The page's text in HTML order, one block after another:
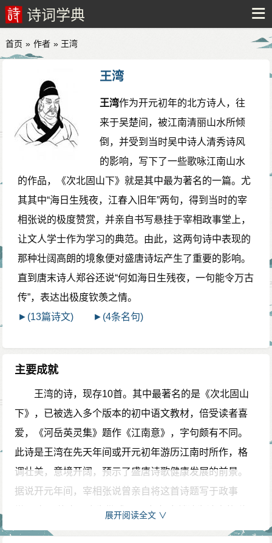
诗词学典
首页 » 作者 » 王湾
王湾
王湾作为开元初年的北方诗人，往
来于吴楚间，被江南清丽山水所倾
倒，并受到当时吴中诗人清秀诗风
的影响，写下了一些歌咏江南山水
的作品，《次北固山下》就是其中最为著名的一篇。尤
其其中“海日生残夜，江春入旧年”两句，得到当时的宰
相张说的极度赞赏，并亲自书写悬挂于宰相政事堂上，
让文人学士作为学习的典范。由此，这两句诗中表现的
那种壮阔高朗的境象便对盛唐诗坛产生了重要的影响。
直到唐末诗人郑谷还说“何如海日生残夜，一句能令万古
传”，表达出极度钦羡之情。
►(13篇诗文)
►(4条名句)
主要成就
王湾的诗，现存10首。其中最著名的是《次北固山
下》，已被选入多个版本的初中语文教材，倍受读者喜
爱，《河岳英灵集》题作《江南意》，字句颇有不同。
此诗是王湾在先天年间或开元初年游历江南时所作，格
调壮美，意境开阔，预示了盛唐诗歌健康发展的前景。
据说开元年间，宰相张说曾亲自将这首诗题写于政事
堂，"每示能文，令为楷式"。明朝胡应麟认为诗中的"海
日生残夜，江春入旧年"二句，是区别盛唐与初唐、中唐
展开阅读全文 ∨